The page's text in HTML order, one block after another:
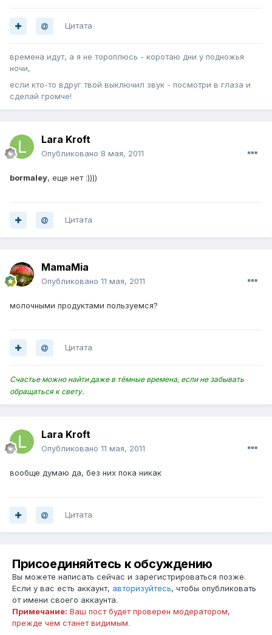
Цитата
времена идут, а я не тороплюсь - коротаю дни у подножья
ночи,
если кто-то вдруг твой выключил звук - посмотри в глаза и
сделай громче!
Lara Kroft
Опубликовано 8 мая, 2011
bormaley, еще нет :))))
Цитата
MamaMia
Опубликовано 11 мая, 2011
молочными продуктами пользуемся?
Цитата
Счастье можно найти даже в тёмные времена, если не забывать
обращаться к свету.
Lara Kroft
Опубликовано 11 мая, 2011
вообще думаю да, без них пока никак
Цитата
Присоединяйтесь к обсуждению
Вы можете написать сейчас и зарегистрироваться позже.
Если у вас есть аккаунт, авторизуйтесь, чтобы опубликовать
от имени своего аккаунта.
Примечание: Ваш пост будет проверен модератором,
прежде чем станет видимым.